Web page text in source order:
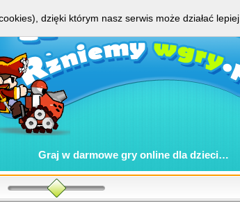
Graj w darmowe gry online dla dzieci…
dzięki którym nasz serwis może działać lepiej.